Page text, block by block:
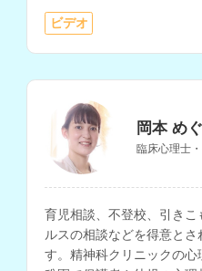
ビデオ
岡本 め
臨床心理士
育児相談、不登校、引き
ルスの相談などを得意と
す。精神科クリニックの